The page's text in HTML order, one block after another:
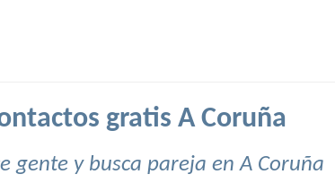
gratis A Coruña
gente y busca pareja en A Coruña